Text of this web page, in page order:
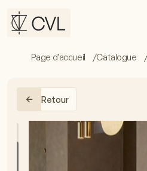
Page d'accueil Catalogue
Retour